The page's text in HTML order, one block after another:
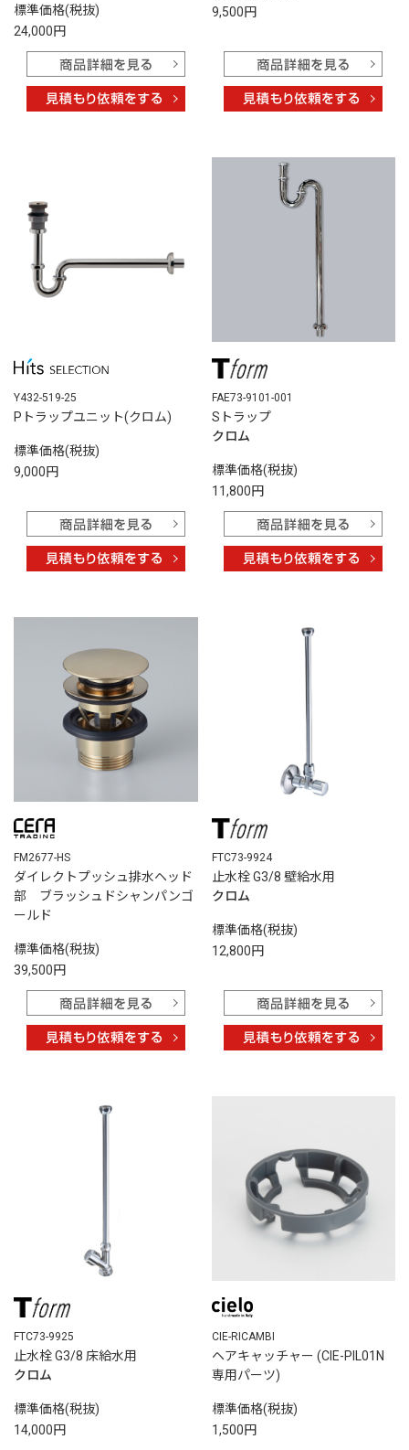
標準価格(税抜)
24,000円
9,500円
Y432-519-25
Pトラップユニット(クロム)
標準価格(税抜)
9,000円
FAE73-9101-001
Sトラップ
クロム
標準価格(税抜)
11,800円
FM2677-HS
ダイレクトプッシュ排水ヘッド
部 ブラッシュドシャンパンゴ
ールド
標準価格(税抜)
39,500円
FTC73-9924
止水栓 G3/8 壁給水用
クロム
標準価格(税抜)
12,800円
FTC73-9925
止水栓 G3/8 床給水用
クロム
標準価格(税抜)
14,000円
CIE-RICAMBI
ヘアキャッチャー (CIE-PIL01N
専用パーツ)
標準価格(税抜)
1,500円